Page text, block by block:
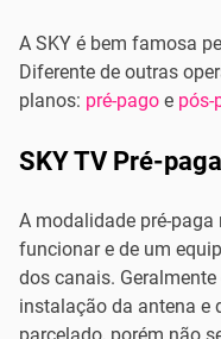
A SKY é bem famosa
Diferente de outras
planos: pré-pago e pós-
SKY TV Pré-paga
A modalidade pré-paga
funcionar e de um
dos canais.
instalação da antena e